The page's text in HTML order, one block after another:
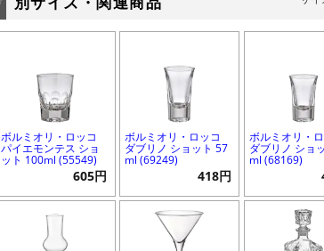
ボルミオリ・ロッコ
パイエモンテス ショ
ット 100ml (55549)
605円
ボルミオリ・ロッコ
ダブリノ ショット 57
ml (69249)
418円
ボルミオリ・
ダブリノ ショ
ml (68169)